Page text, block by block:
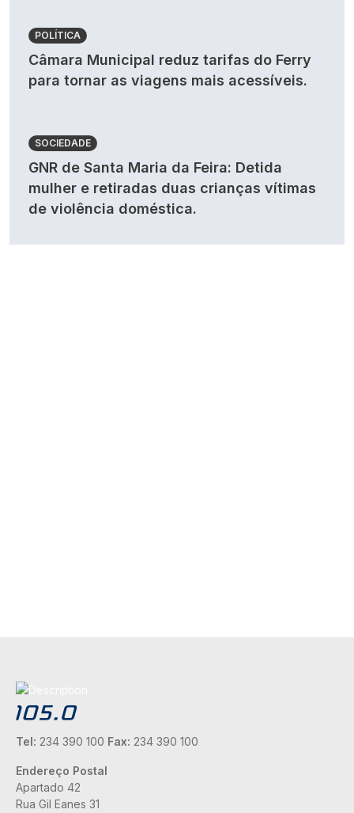
POLÍTICA
Câmara Municipal reduz tarifas do Ferry
para tornar as viagens mais acessíveis.
SOCIEDADE
GNR de Santa Maria da Feira: Detida
mulher e retiradas duas crianças vítimas
de violência doméstica.
Tel: 234 390 100 Fax: 234 390 100
Endereço Postal
Apartado 42
Rua Gil Eanes 31